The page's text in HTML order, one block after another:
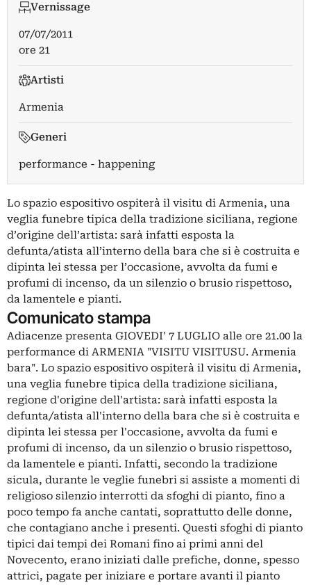
Vernissage
07/07/2011
ore 21
Artisti
Armenia
Generi
performance - happening
Lo spazio espositivo ospiterà il visitu di Armenia, una
veglia funebre tipica della tradizione siciliana, regione
d’origine dell’artista: sarà infatti esposta la
defunta/atista all’interno della bara che si è costruita e
dipinta lei stessa per l’occasione, avvolta da fumi e
profumi di incenso, da un silenzio o brusio rispettoso,
da lamentele e pianti.
Comunicato stampa
Adiacenze presenta GIOVEDI' 7 LUGLIO alle ore 21.00 la
performance di ARMENIA "VISITU VISITUSU. Armenia
bara". Lo spazio espositivo ospiterà il visitu di Armenia,
una veglia funebre tipica della tradizione siciliana,
regione d'origine dell'artista: sarà infatti esposta la
defunta/atista all'interno della bara che si è costruita e
dipinta lei stessa per l'occasione, avvolta da fumi e
profumi di incenso, da un silenzio o brusio rispettoso,
da lamentele e pianti. Infatti, secondo la tradizione
sicula, durante le veglie funebri si assiste a momenti di
religioso silenzio interrotti da sfoghi di pianto, fino a
poco tempo fa anche cantati, soprattutto delle donne,
che contagiano anche i presenti. Questi sfoghi di pianto
tipici dai tempi dei Romani fino ai primi anni del
Novecento, erano iniziati dalle prefiche, donne, spesso
attrici, pagate per iniziare e portare avanti il pianto